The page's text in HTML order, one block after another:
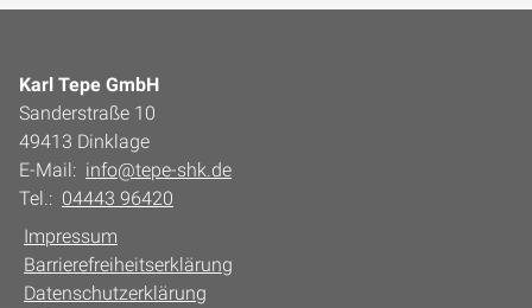
Karl Tepe GmbH
Sanderstraße 10
49413 Dinklage
E-Mail: info@tepe-shk.de
Tel.: 04443 96420
Impressum
Barrierefreiheitserklärung
Datenschutzerklärung